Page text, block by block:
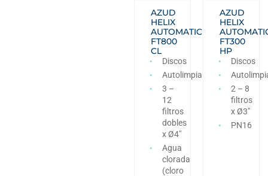
AZUD
HELIX
AUTOMATIC
FT800
CL
Discos
Autolimpiante
3 –
12
filtros
dobles
x Ø4″
Agua
clorada
(cloro
AZUD
HELIX
FT300
HP
Discos
2 – 8
filtros
x Ø3″
PN16